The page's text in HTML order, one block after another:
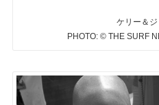
ケリー＆ジ
PHOTO: © THE SURF